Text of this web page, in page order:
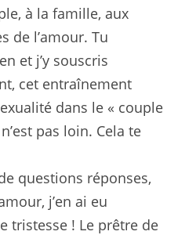
à la famille, aux
de l’amour. Tu
et j’y souscris
cet entraînement
dans le « couple
pas loin. Cela te
questions réponses,
j’en ai eu
tristesse ! Le prêtre de